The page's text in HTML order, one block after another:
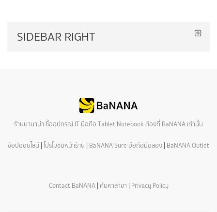
SIDEBAR RIGHT
ร้านบานาน่า ซื้ออุปกรณ์ IT มือถือ Tablet Notebook ต้องที่ BaNANA เท่านั้น
ช้อปออนไลน์ | โปรโมชันหน้าร้าน | BaNANA Sure มือถือมือสอง | BaNANA Outlet
Contact BaNANA| ค้นหาสาขา | Privacy Policy